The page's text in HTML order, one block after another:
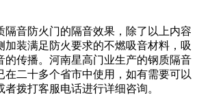
音防火门的隔音效果，除了以上内容
加装满足防火要求的不燃吸音材料，吸
的传播。河南星高门业生产的钢质隔音
在二十多个省市中使用，如有需要可以
拨打客服电话进行详细咨询。